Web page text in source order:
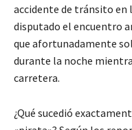
accidente de tránsito en
disputado el encuentro
que afortunadamente
durante la noche
carretera.
¿Qué sucedió